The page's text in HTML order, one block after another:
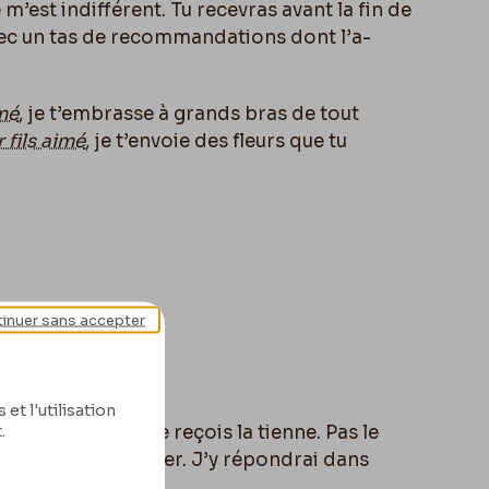
indifférent. Tu recevras avant la fin de
un tas de recommandations dont l’a-
, je t’embrasse à grands bras de tout
fils aimé, je t’envoie des fleurs que tu
à la poste je reçois la tienne. Pas le
le courrier. J’y répondrai dans
et l'utilisation
sans accepter